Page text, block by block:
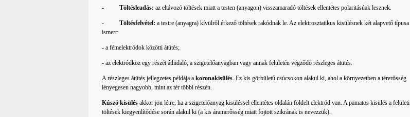
-Töltésleadás: az eltávozó töltések miatt a testen (anyagon) visszamaradó töltések ellentétes polaritásúak lesznek.
-Töltésfelvétel:a testre (anyagra) kívülről érkező töltések rakódnak le. Az elektrosztatikus kisülésnek két alapvető típusa
ismert:
- a fémelektródok közötti átütés;
- az elektródköz egy részét áthidaló, a szigetelőanyagban vagy annak felületén végződő részleges átütés.
A részleges átütés jellegzetes példája akoronakisülés. Ez kis görbületű csúcsokon alakul ki, ahol a környezetben a térerősség
lényegesen nagyobb, mint az tér többi részén.
Kúszó kisülés akkor jön létre, ha a szigetelőanyag kisüléssel ellentétes oldalán földelt elektród van. A pamatos kisülés a felületi
töltések kiegyenlítődése során alakul ki (a kis áramerősség miatt fojtott szikrának is nevezzük).